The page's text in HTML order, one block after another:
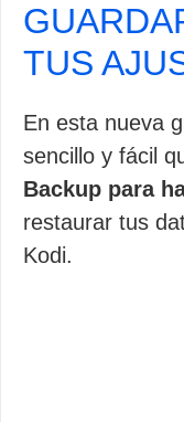
TUS
En esta nueva
sencillo y fácil
Backup para
restaurar tus
Kodi.